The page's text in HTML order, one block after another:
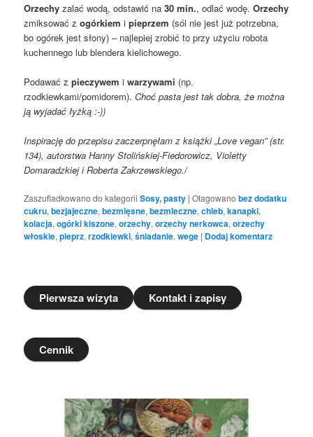
Orzechy zalać wodą, odstawić na30 min., odlać wodę.Orzechy
zmiksować zogórkiem ipieprzem (sól nie jest już potrzebna,
bo ogórek jest słony) – najlepiej zrobić to przy użyciu robota
kuchennego lub blendera kielichowego.
Podawać zpieczywem iwarzywami (np.
rzodkiewkami/pomidorem).Choć pasta jest tak dobra, że można
ją wyjadać łyżką :-))
Inspirację do przepisu zaczerpnęłam z książki „Love vegan” (str.
134), autorstwa Hanny Stolińskiej-Fiedorowicz, Violetty
Domaradzkiej i Roberta Zakrzewskiego./
Zaszufladkowano do kategorii Sosy, pasty |Otagowano bez dodatku
cukru,bezjajeczne,bezmięsne,bezmleczne,chleb,kanapki,
kolacja,ogórki kiszone,orzechy,orzechy nerkowca,orzechy
włoskie,pieprz,rzodkiewki,śniadanie,wege | Dodaj komentarz
Pierwsza wizyta Kontakt i zapisy
Cennik